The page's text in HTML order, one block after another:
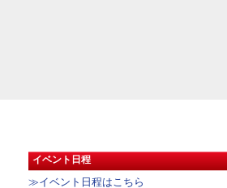
イベント日程
≫イベント日程はこちら